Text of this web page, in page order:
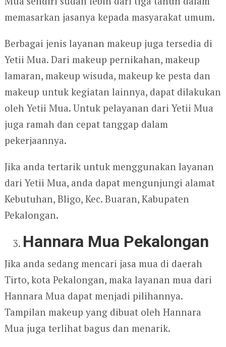
memasarkan jasanya kepada masyarakat umum.
Berbagai jenis layanan makeup juga tersedia di
Yetii Mua. Dari makeup pernikahan, makeup
lamaran, makeup wisuda, makeup ke pesta dan
makeup untuk kegiatan lainnya, dapat dilakukan
oleh Yetii Mua. Untuk pelayanan dari Yetii Mua
juga ramah dan cepat tanggap dalam
pekerjaannya.
Jika anda tertarik untuk menggunakan layanan
dari Yetii Mua, anda dapat mengunjungi alamat
Kebutuhan, Bligo, Kec. Buaran, Kabupaten
Pekalongan.
Hannara Mua Pekalongan
Jika anda sedang mencari jasa mua di daerah
Tirto, kota Pekalongan, maka layanan mua dari
Hannara Mua dapat menjadi pilihannya.
Tampilan makeup yang dibuat oleh Hannara
Mua juga terlihat bagus dan menarik.